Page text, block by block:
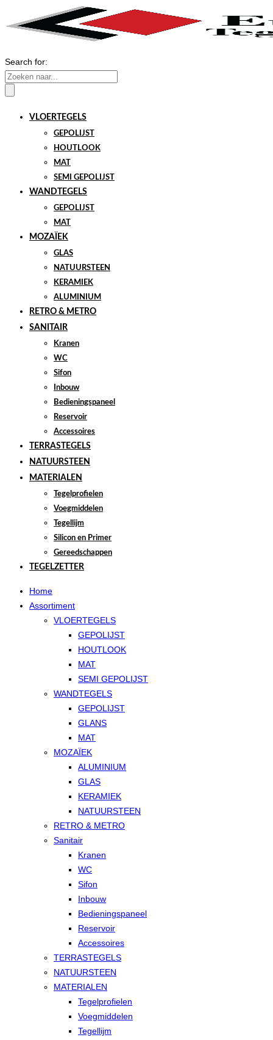
Search for:
VLOERTEGELS
GEPOLIJST
HOUTLOOK
MAT
SEMI GEPOLIJST
WANDTEGELS
GEPOLIJST
MAT
MOZAÏEK
GLAS
NATUURSTEEN
KERAMIEK
ALUMINIUM
RETRO & METRO
SANITAIR
Kranen
WC
Sifon
Inbouw
Bedieningspaneel
Reservoir
Accessoires
TERRASTEGELS
NATUURSTEEN
MATERIALEN
Tegelprofielen
Voegmiddelen
Tegellijm
Silicon en Primer
Gereedschappen
TEGELZETTER
Home
Assortiment
VLOERTEGELS
GEPOLIJST
HOUTLOOK
MAT
SEMI GEPOLIJST
WANDTEGELS
GEPOLIJST
GLANS
MAT
MOZAÏEK
ALUMINIUM
GLAS
KERAMIEK
NATUURSTEEN
RETRO & METRO
Sanitair
Kranen
WC
Sifon
Inbouw
Bedieningspaneel
Reservoir
Accessoires
TERRASTEGELS
NATUURSTEEN
MATERIALEN
Tegelprofielen
Voegmiddelen
Tegellijm